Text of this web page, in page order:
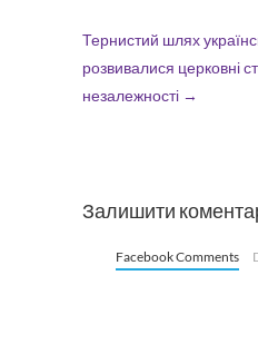
Тернистий шлях
розвивалися церковні
незалежності →
Залишити
Facebook Comments